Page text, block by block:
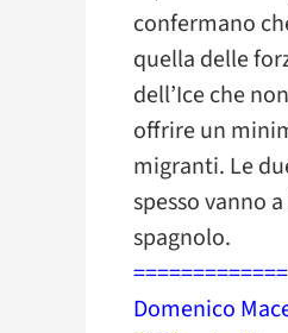
confermano
quella delle
dell’Ice che
offrire un
migranti. Le
spesso vanno
spagnolo.
=============
Domenico